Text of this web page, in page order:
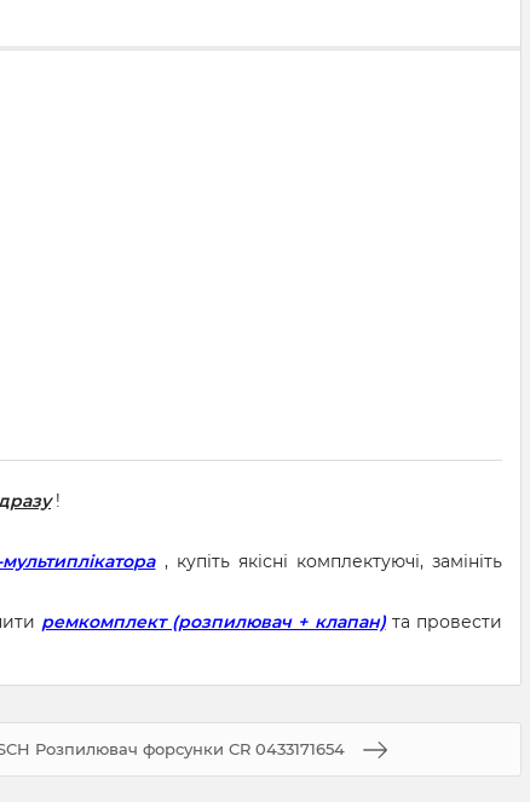
!
, купіть якісні комплектуючі, замініть
ремкомплект (розпилювач + клапан)та провести
Розпилювач форсунки CR 0433171654